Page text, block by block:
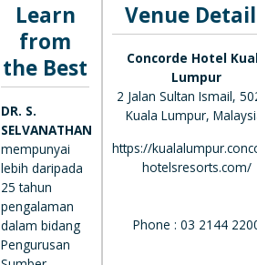
Learn
from
the Best
DR. S.
SELVANATHAN
mempunyai
lebih daripada
25 tahun
pengalaman
dalam bidang
Pengurusan
Venue
Concorde Hotel
Lumpur
2 Jalan Sultan Ismail,
Kuala Lumpur,
https://
hotelsresorts.com/
Phone : 03 2144